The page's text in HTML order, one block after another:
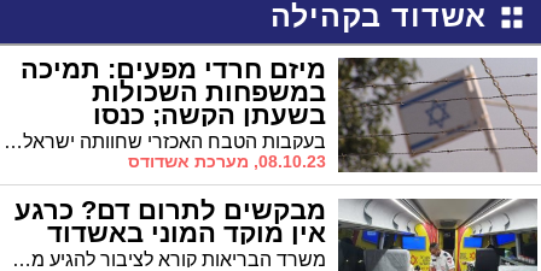
אשדוד בקהילה
מיזם חרדי מפעים: תמיכה
במשפחות השכולות
בשעתן הקשה; כנסו
והשתתפו בעקבות הטבח האכזרי שחוותה ישראל וכשמספר הנרצחים רק הולך וגדל, התגבשה יוזמה חרדית מפעימה המזמינה את הציבור החרדי מכל רחבי הארץ לתמוך אקטיבית במשפחות השכולות בשעתן הקשה
08.10.23, מערכת אשדודס
מבקשים לתרום דם? כרגע
אין מוקד המוני באשדוד
משרד הבריאות קורא לציבור להגיע מחר ולתרום דם זאת בהמשך לאלפי הישראלים שהגיעו אתמול והיום לתרום דם. עם זאת, במד"א מבהירים שכרגע לא יופעל מוקד המוני באשדוד